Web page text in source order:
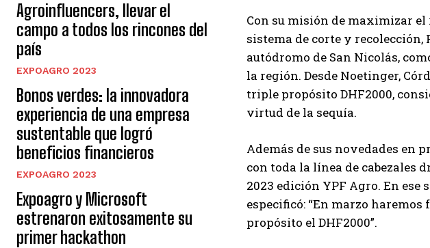
Suscribite al
Agroinfluencers, llevar el
campo a todos los rincones del
país
EXPOAGRO 2023
Bonos verdes: la innovadora
experiencia de una empresa
sustentable que logró
beneficios financieros
EXPOAGRO 2023
Expoagro y Microsoft
estrenaron exitosamente su
primer hackathon
Con su misión de maximizar
sistema de corte y recolección,
autódromo de San Nicolás,
la región. Desde Noetinger,
triple propósito DHF2000,
virtud de la sequía.
Además de sus novedades en
con toda la línea de cabezales
2023 edición YPF Agro. En
especificó: “En marzo
propósito el DHF2000”.